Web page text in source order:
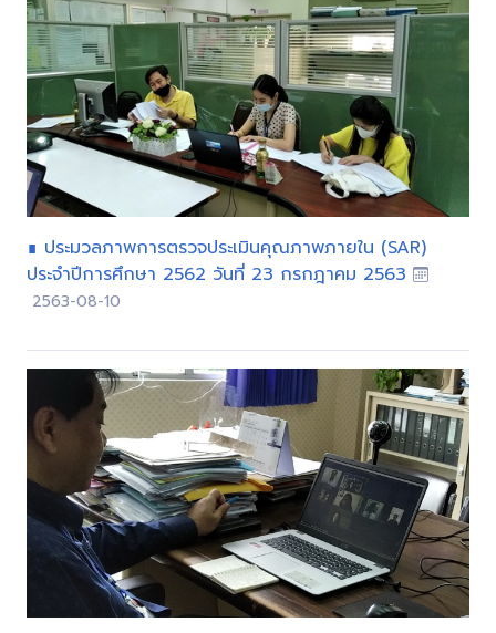
∎ ประมวลภาพการตรวจประเมินคุณภาพภายใน (SAR)
ประจำปีการศึกษา 2562 วันที่ 23 กรกฎาคม 2563
2563-08-10